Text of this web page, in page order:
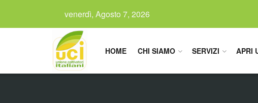
venerdì, Agosto 7, 2026
HOME CHI SIAMO SERVIZI APRI